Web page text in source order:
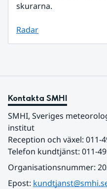
skurarna.
Radar
Kontakta SMHI
SMHI, Sveriges
institut
Reception och växel: 011-
Telefon kundtjänst: 011-
Organisationsnummer:
Epost: